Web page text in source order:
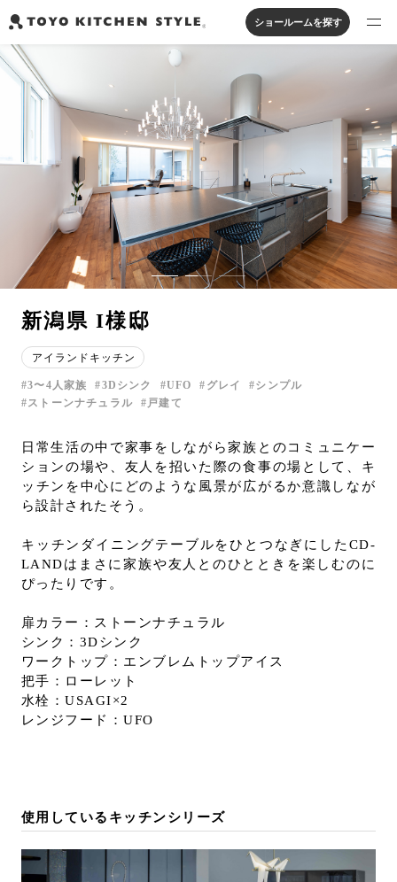
オープンキッチン アイランドキッチン
ペニンシュラキッチン 壁付けキッチン 対面キッチン
セパレートキッチン 並列型キッチン
製品を探す
システムキッチン
家具・照明・タイル
バス・洗面
実例から探す
私たちについて
ジャーナルを読む
オンラインストア
カタログを見る
よくあるご質問
サポート
LANGUAGE : JP
EN CN
ショールームを探す
新潟県 I様邸
アイランドキッチン
3〜4人家族 3Dシンク UFO グレイ
シンプル
ストーンナチュラル
戸建て
日常生活の中で家事をしながら家族とのコミュニケー
ションの場や、友人を招いた際の食事の場として、キ
ッチンを中心にどのような風景が広がるか意識しなが
ら設計されたそう。
キッチンダイニングテーブルをひとつなぎにしたCD-
LANDはまさに家族や友人とのひとときを楽しむのに
ぴったりです。
扉カラー：ストーンナチュラル
シンク：3Dシンク
ワークトップ：エンブレムトップアイス
把手：ローレット
水栓：USAGI×2
レンジフード：UFO
使用しているキッチンシリーズ